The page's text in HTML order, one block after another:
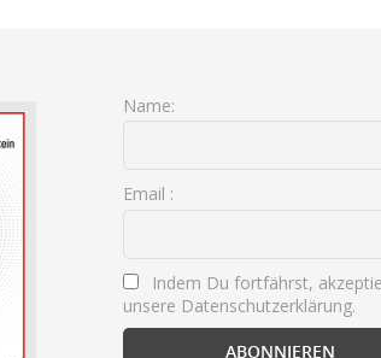
Name:
Email :
Indem Du fortfährst,
unsere Datenschutzerklärung.